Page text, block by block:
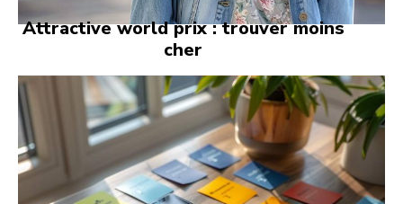
Attractive world prix : trouver moins
cher